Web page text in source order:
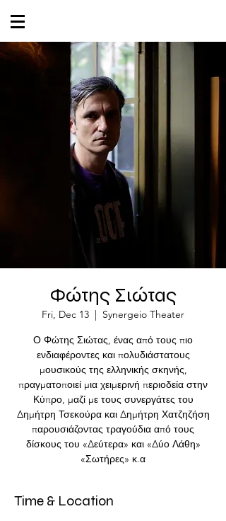
Φώτης Σιώτας
Fri, Dec 13
  |
Synergeio Theater
Ο Φώτης Σιώτας, ένας από τους πιο
ενδιαφέροντες και πολυδιάστατους
μουσικούς της ελληνικής σκηνής,
πραγματοποιεί μια χειμερινή περιοδεία στην
Κύπρο, μαζί με τους συνεργάτες του
Δημήτρη Τσεκούρα και Δημήτρη Χατζηζήση
παρουσιάζοντας τραγούδια από τους
δίσκους του «Δεύτερα» και «Δύο Λάθη»
«Σωτήρες» κ.α
Time & Location